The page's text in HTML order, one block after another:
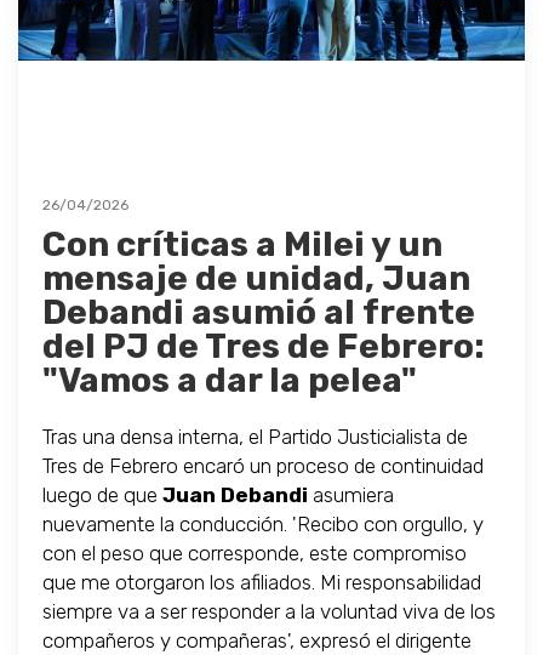
26/04/2026
Con críticas a Milei y un
mensaje de unidad, Juan
Debandi asumió al frente
del PJ de Tres de Febrero:
"Vamos a dar la pelea"
Tras una densa interna, el Partido Justicialista de
Tres de Febrero encaró un proceso de continuidad
luego de que Juan Debandi asumiera
nuevamente la conducción. 'Recibo con orgullo, y
con el peso que corresponde, este compromiso
que me otorgaron los afiliados. Mi responsabilidad
siempre va a ser responder a la voluntad viva de los
compañeros y compañeras', expresó el dirigente